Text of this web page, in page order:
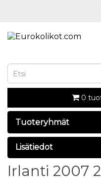
0
Tuoteryhmät
Lisätiedot
Irlanti 2007